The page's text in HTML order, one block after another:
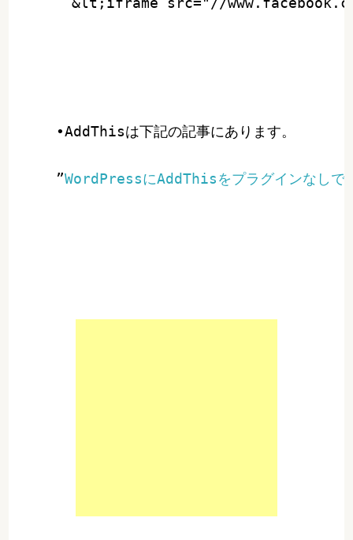
•AddThisは下記の記事にあります。
”WordPressにAddThisをプラグインなしで